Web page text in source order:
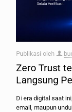
Publikasi oleh
Zero Trust
Langsung
Di era digital saat
email, maupun